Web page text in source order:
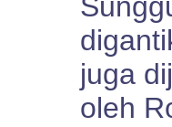
juga
oleh